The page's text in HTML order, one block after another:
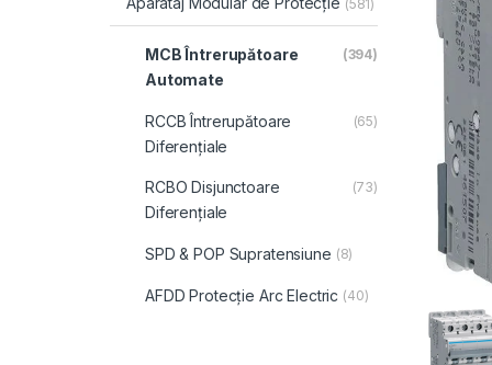
(581)
MCB Întrerupătoare
Automate
(394)
RCCB Întrerupătoare
Diferențiale
(65)
RCBO Disjunctoare
Diferențiale
(73)
SPD & POP Supratensiune (8)
AFDD Protecție Arc Electric (40)